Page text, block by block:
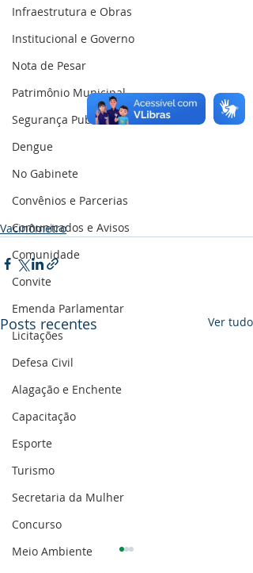
Infraestrutura e Obras
Institucional e Governo
Nota de Pesar
Patrimônio Municipal
Segurança Publica
Dengue
No Gabinete
Convênios e Parcerias
Comunicados e Avisos
Comunidade
Convite
Emenda Parlamentar
Licitações
Defesa Civil
Alagação e Enchente
Capacitação
Esporte
Turismo
Secretaria da Mulher
Concurso
Meio Ambiente
Vacinômetro
Posts recentes Ver tudo